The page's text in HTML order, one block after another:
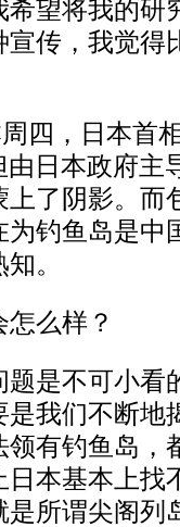
望将我的研
传，我觉得
，日本首
日本政府主
了阴影。而
钓鱼岛是中
。
么样？
是不可小看
我们不断地
有钓鱼岛，
本基本上找
所谓尖阁列